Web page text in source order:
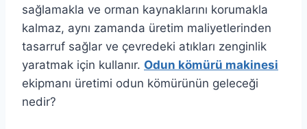
sağlamakla ve orman kaynaklarını korumakla
kalmaz, aynı zamanda üretim maliyetlerinden
tasarruf sağlar ve çevredeki atıkları zenginlik
yaratmak için kullanır. Odun kömürü makinesi
ekipmanı üretimi odun kömürünün geleceği
nedir?